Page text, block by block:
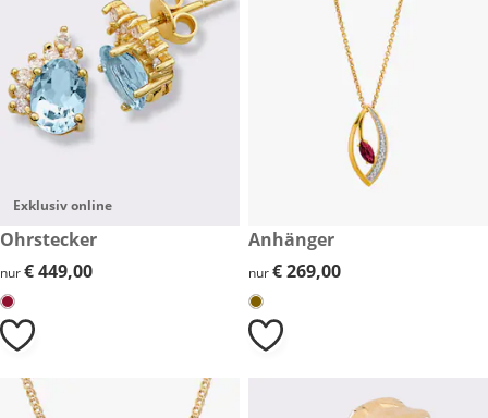
Exklusiv online
€ 449,00
Ohrstecker
€ 449,00
nur€ 449,00
€ 269,00
Anhänger
€ 269,00
nur€ 269,00